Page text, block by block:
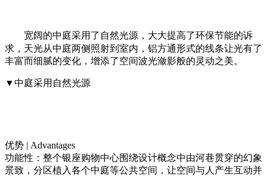
宽阔的中庭采用了自然光源，大大提高了环保节能的诉
求，天光从中庭两侧照射到室内，铝方通形式的线条让光有了
丰富而细腻的变化，增添了空间波光潋影般的灵动之美。
▼中庭采用自然光源
优势 | Advantages
功能性： 整个银座购物中心围绕设计概念中由河巷贯穿的幻象
景致，分区植入各个中庭等公共空间，让空间与人产生互动并